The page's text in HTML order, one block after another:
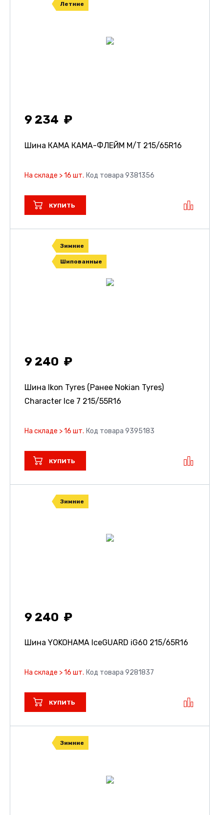
Летние
9 234
Шина КАМА КАМА-ФЛЕЙМ М/Т 215/65R16
На складе > 16 шт. Код товара 9381356
КУПИТЬ
Зимние
Шипованные
9 240
Шина Ikon Tyres (Ранее Nokian Tyres)
Character Ice 7 215/55R16
На складе > 16 шт. Код товара 9395183
КУПИТЬ
Зимние
9 240
Шина YOKOHAMA IceGUARD iG60 215/65R16
На складе > 16 шт. Код товара 9281837
КУПИТЬ
Зимние